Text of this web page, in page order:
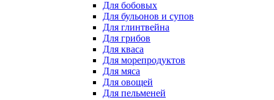
Для бобовых
Для бульонов и супов
Для глинтвейна
Для грибов
Для кваса
Для морепродуктов
Для мяса
Для овощей
Для пельменей